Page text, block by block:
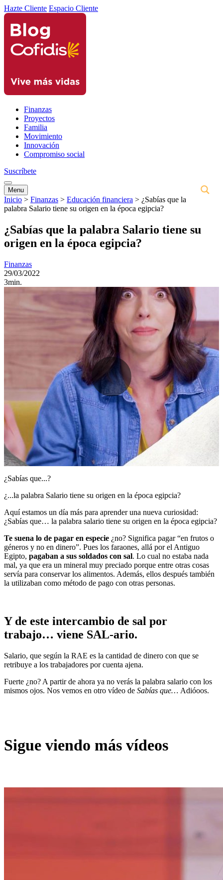
Hazte Cliente Espacio Cliente
Finanzas
Proyectos
Familia
Movimiento
Innovación
Compromiso social
Suscríbete
Menu
Inicio > Finanzas > Educación financiera > ¿Sabías que la
palabra Salario tiene su origen en la época egipcia?
¿Sabías que la palabra Salario tiene su
origen en la época egipcia?
Finanzas
29/03/2022
3min.
¿Sabías que...?
¿...la palabra Salario tiene su origen en la época egipcia?
Aquí estamos un día más para aprender una nueva curiosidad:
¿Sabías que… la palabra salario tiene su origen en la época egipcia?
Te suena lo de pagar en especie ¿no? Significa pagar “en frutos o
géneros y no en dinero”. Pues los faraones, allá por el Antiguo
Egipto, pagaban a sus soldados con sal. Lo cual no estaba nada
mal, ya que era un mineral muy preciado porque entre otras cosas
servía para conservar los alimentos. Además, ellos después también
la utilizaban como método de pago con otras personas.
Y de este intercambio de sal por
trabajo… viene SAL-ario.
Salario, que según la RAE es la cantidad de dinero con que se
retribuye a los trabajadores por cuenta ajena.
Fuerte ¿no? A partir de ahora ya no verás la palabra salario con los
mismos ojos. Nos vemos en otro vídeo de Sabías que… Adióoos.
Sigue viendo más vídeos